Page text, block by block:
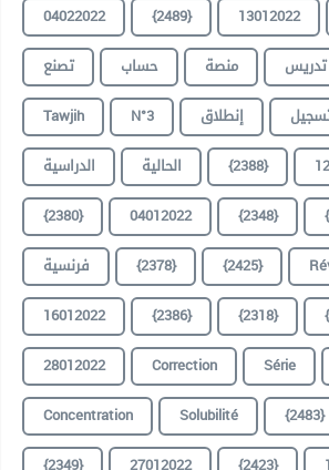
04022022
{2489} 13012022
تصنع
حساب منصة تدريس
Tawjih
N°3 إنطلاق
الدراسية
الحالية {2388}
{2380}
04012022 {2348}
فرنسية
{2378} {2425}
16012022
{2386} {2318}
28012022
Correction Série
Concentration
Solubilité {2483}
{2349}
27012022 {2423}